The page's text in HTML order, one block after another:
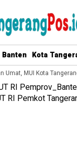
Banten Kota
MUI Kota Tangerang